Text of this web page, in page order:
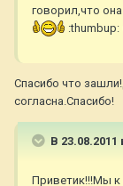
говорил,что
:thumbup:
Спасибо что
согласна.Спасибо!
В
Приветик!!!Мы к